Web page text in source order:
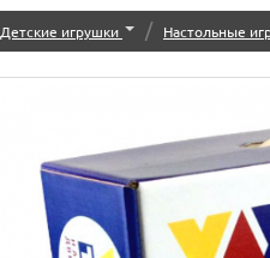
Детские игрушки / Настольные